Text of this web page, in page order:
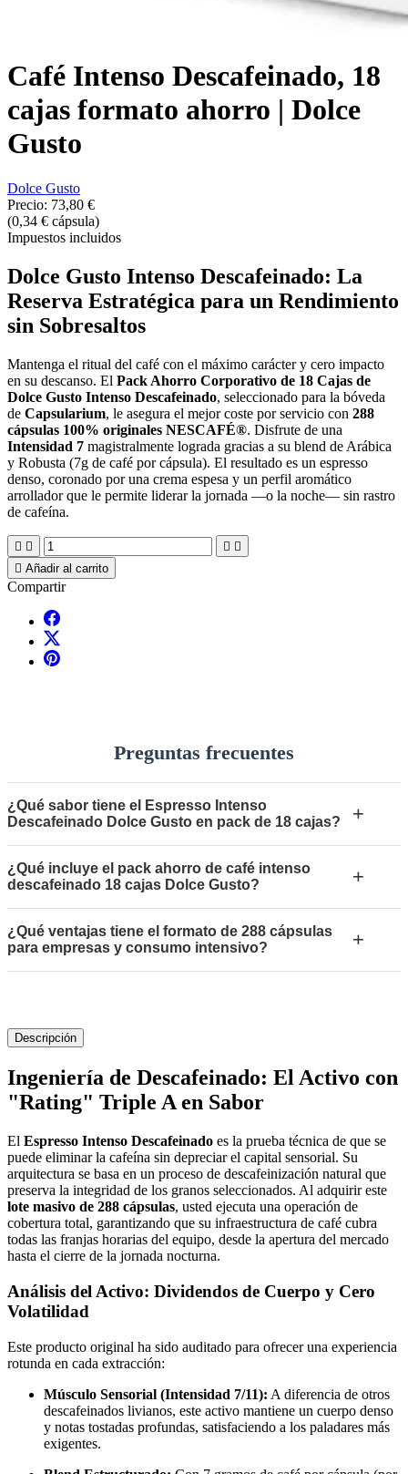
Café Intenso Descafeinado, 18
cajas formato ahorro | Dolce
Gusto
Dolce Gusto
Precio: 73,80 €
(0,34 € cápsula)
Impuestos incluidos
Dolce Gusto Intenso Descafeinado: La
Reserva Estratégica para un Rendimiento
sin Sobresaltos
Mantenga el ritual del café con el máximo carácter y cero impacto
en su descanso. El Pack Ahorro Corporativo de 18 Cajas de
Dolce Gusto Intenso Descafeinado, seleccionado para la bóveda
de Capsularium, le asegura el mejor coste por servicio con 288
cápsulas 100% originales NESCAFÉ®. Disfrute de una
Intensidad 7 magistralmente lograda gracias a su blend de Arábica
y Robusta (7g de café por cápsula). El resultado es un espresso
denso, coronado por una crema espesa y un perfil aromático
arrollador que le permite liderar la jornada —o la noche— sin rastro
de cafeína.
   
 Añadir al carrito
Compartir
Preguntas frecuentes
¿Qué sabor tiene el Espresso Intenso
Descafeinado Dolce Gusto en pack de 18 cajas?
+
¿Qué incluye el pack ahorro de café intenso
descafeinado 18 cajas Dolce Gusto?
+
¿Qué ventajas tiene el formato de 288 cápsulas
para empresas y consumo intensivo?
+
Descripción
Ingeniería de Descafeinado: El Activo con
"Rating" Triple A en Sabor
El Espresso Intenso Descafeinado es la prueba técnica de que se
puede eliminar la cafeína sin depreciar el capital sensorial. Su
arquitectura se basa en un proceso de descafeinización natural que
preserva la integridad de los granos seleccionados. Al adquirir este
lote masivo de 288 cápsulas, usted ejecuta una operación de
cobertura total, garantizando que su infraestructura de café cubra
todas las franjas horarias del equipo, desde la apertura del mercado
hasta el cierre de la jornada nocturna.
Análisis del Activo: Dividendos de Cuerpo y Cero
Volatilidad
Este producto original ha sido auditado para ofrecer una experiencia
rotunda en cada extracción:
Músculo Sensorial (Intensidad 7/11): A diferencia de otros
descafeinados livianos, este activo mantiene un cuerpo denso
y notas tostadas profundas, satisfaciendo a los paladares más
exigentes.